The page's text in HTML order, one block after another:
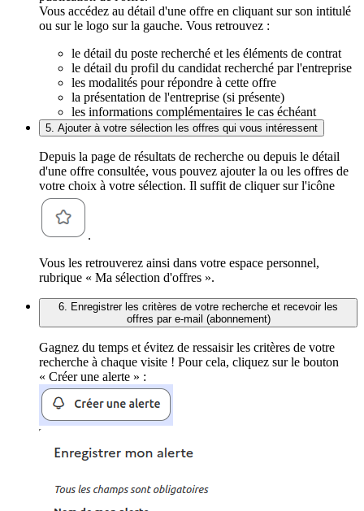
Vous accédez au détail d'une offre en cliquant sur son intitulé
ou sur le logo sur la gauche. Vous retrouvez :
le détail du poste recherché et les éléments de contrat
le détail du profil du candidat recherché par l'entreprise
les modalités pour répondre à cette offre
la présentation de l'entreprise (si présente)
les informations complémentaires le cas échéant
5. Ajouter à votre sélection les offres qui vous intéressent
Depuis la page de résultats de recherche ou depuis le détail
d'une offre consultée, vous pouvez ajouter la ou les offres de
votre choix à votre sélection. Il suffit de cliquer sur l'icône
.
Vous les retrouverez ainsi dans votre espace personnel,
rubrique « Ma sélection d'offres ».
6. Enregistrer les critères de votre recherche et recevoir les
offres par e-mail (abonnement)
Gagnez du temps et évitez de ressaisir les critères de votre
recherche à chaque visite ! Pour cela, cliquez sur le bouton
« Créer une alerte » :